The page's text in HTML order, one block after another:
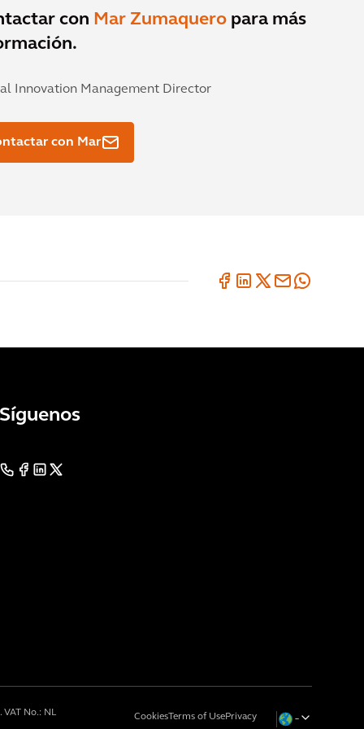
con Mar Zumaquero para más
Innovation Management Director
con Mar
Síguenos
No.: NL
CookiesTerms of UsePrivacy